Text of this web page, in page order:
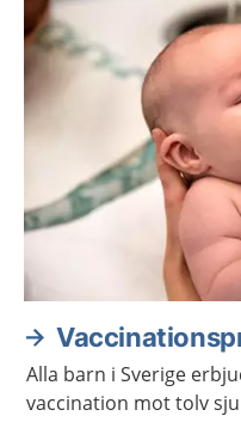
Alla barn i Sverige
vaccination mot tolv